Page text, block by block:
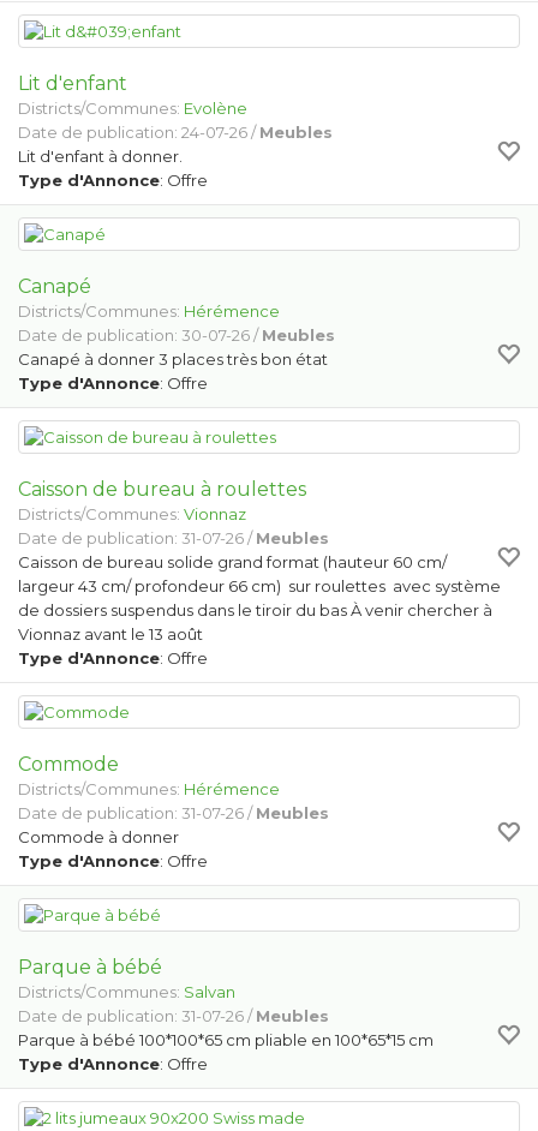
Lit d'enfant
Districts/Communes: Evolène
Date de publication: 24-07-26 /Meubles
Lit d'enfant à donner.
Type d'Annonce: Offre
Canapé
Districts/Communes: Hérémence
Date de publication: 30-07-26 /Meubles
Canapé à donner 3 places très bon état
Type d'Annonce: Offre
Caisson de bureau à roulettes
Districts/Communes: Vionnaz
Date de publication: 31-07-26 /Meubles
Caisson de bureau solide grand format (hauteur 60 cm/
largeur 43 cm/ profondeur 66 cm) sur roulettes avec système
de dossiers suspendus dans le tiroir du bas À venir chercher à
Vionnaz avant le 13 août
Type d'Annonce: Offre
Commode
Districts/Communes: Hérémence
Date de publication: 31-07-26 /Meubles
Commode à donner
Type d'Annonce: Offre
Parque à bébé
Districts/Communes: Salvan
Date de publication: 31-07-26 /Meubles
Parque à bébé 100*100*65 cm pliable en 100*65*15 cm
Type d'Annonce: Offre